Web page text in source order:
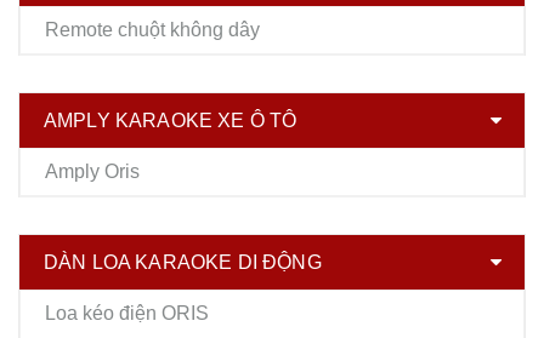
Remote chuột không dây
AMPLY KARAOKE XE Ô TÔ
Amply Oris
DÀN LOA KARAOKE DI ĐỘNG
Loa kéo điện ORIS